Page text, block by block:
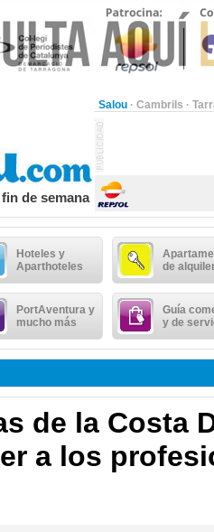
Salou · Cambrils ·
de semana
Hoteles y
Aparthoteles
de
PortAventura y
mucho más
Guía
y de
de la Costa
a los